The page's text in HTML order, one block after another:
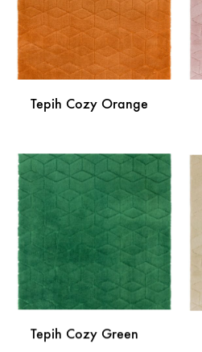
Tepih Cozy Orange
DODAJ
NA
LISTU
ŽELJA
Tepih Cozy Green